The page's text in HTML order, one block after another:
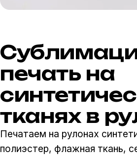
печать на
тканях в
Печатаем на рулонах
полиэстер, флажная ткань,